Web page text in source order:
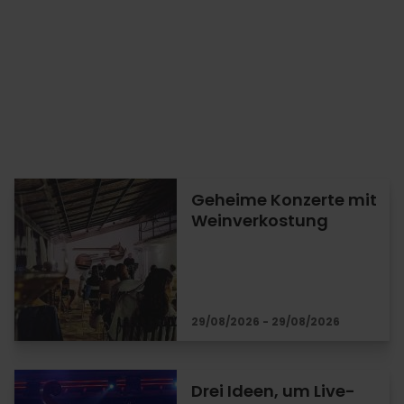
Geheime Konzerte mit
Weinverkostung
29/08/2026 - 29/08/2026
Drei Ideen, um Live-